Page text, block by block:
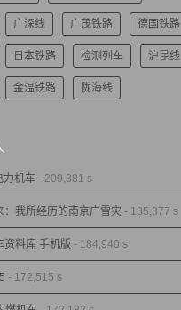
广深线 广茂铁路 德国铁路
日本铁路 检测列车 沪昆线
金温铁路 陇海线
力机车 - 209,381 s
：我所经历的南京广雪灾 - 185,377 s
资料库 手机版 - 184,940 s
- 172,515 s